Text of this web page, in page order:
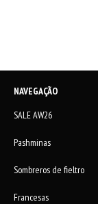
NAVEGAÇÃO
SALE AW26
Pashminas
Sombreros de fieltro
Francesas